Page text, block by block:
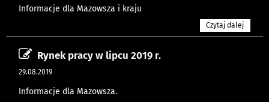
Informacje dla Mazowsza i kraju
Czytaj dalej
Rynek pracy w lipcu 2019 r.
29.08.2019
Informacje dla Mazowsza.